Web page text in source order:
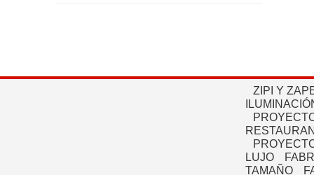
ZIPI Y
LUJO
TAMAÑO